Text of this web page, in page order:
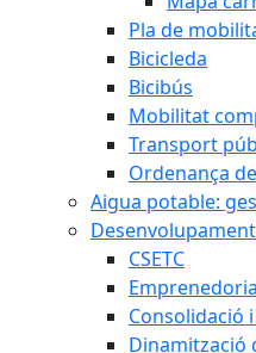
Pla de
Bicicleda
Bicibús
Mobilitat
Transport
Ordenança
Aigua potable:
CSETC
Consolidació
Dinamització